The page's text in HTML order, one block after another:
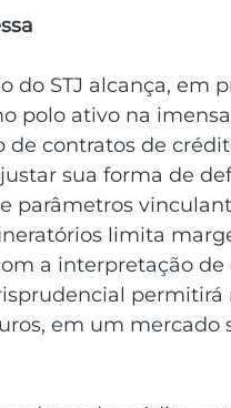
do STJ alcança,
polo ativo na
de contratos de
sua forma de
parâmetros
limita
a interpretação
em um mercado